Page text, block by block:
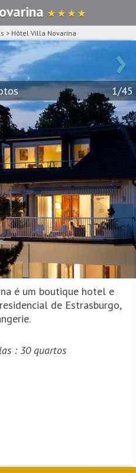
★ ★ ★ ★
> Hôtel Villa Novarina
›
1/45
é um boutique hotel e
de Estrasburgo,
: 30 quartos